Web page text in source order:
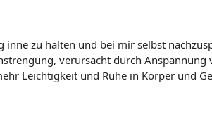
inne zu halten und bei mir selbst
verursacht durch Anspannung
Leichtigkeit und Ruhe in Körper und